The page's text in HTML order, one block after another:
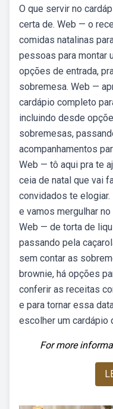
O que servir no
certa de. Web — o
comidas natalinas
pessoas para montar
opções de entrada,
sobremesa. Web —
cardápio completo
incluindo desde
sobremesas,
acompanhamentos
Web — tô aqui pra te
ceia de natal que vai
convidados te elogiar.
e vamos mergulhar
Web — de torta de
passando pela
sem contar as
brownie, há opções
conferir as receitas
e para tornar essa
escolher um
For more